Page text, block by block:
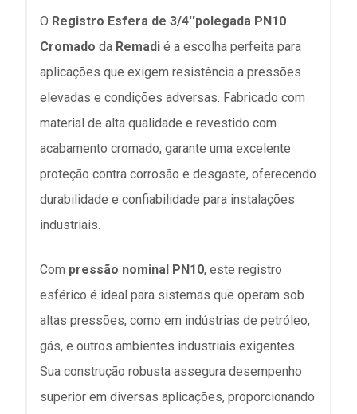
O Registro Esfera de 3/4''polegada PN10
Cromado da Remadi é a escolha perfeita para
aplicações que exigem resistência a pressões
elevadas e condições adversas. Fabricado com
material de alta qualidade e revestido com
acabamento cromado, garante uma excelente
proteção contra corrosão e desgaste, oferecendo
durabilidade e confiabilidade para instalações
industriais.
Com pressão nominal PN10, este registro
esférico é ideal para sistemas que operam sob
altas pressões, como em indústrias de petróleo,
gás, e outros ambientes industriais exigentes.
Sua construção robusta assegura desempenho
superior em diversas aplicações, proporcionando